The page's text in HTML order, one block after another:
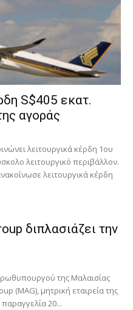
S$405 εκατ.
αγοράς
λειτουργικά κέρδη 1ου
λειτουργικό περιβάλλον.
λειτουργικά κέρδη
διπλασιάζει την
της Μαλαισίας
(MAG), μητρική εταιρεία της
20...